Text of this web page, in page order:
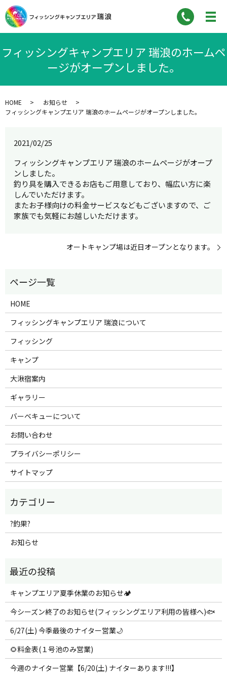
フィッシングキャンプエリア 瑞浪のホームペ
ージがオープンしました。
HOME
お知らせ
フィッシングキャンプエリア 瑞浪のホームページがオープンしました。
2021/02/25
フィッシングキャンプエリア 瑞浪のホームページがオープ
ンしました。
釣り具を購入できるお店もご用意しており、幅広い方に楽
しんでいただけます。
またお子様向けの料金サービスなどもございますので、ご
家族でも気軽にお越しいただけます。
オートキャンプ場は近日オープンとなります。
HOME
フィッシングキャンプエリア 瑞浪について
フィッシング
キャンプ
大湫宿案内
ギャラリー
バーベキューについて
お問い合わせ
プライバシーポリシー
サイトマップ
?釣果?
お知らせ
キャンプエリア夏季休業のお知らせ🏕️
今シーズン終了のお知らせ(フィッシングエリア利用の皆様へ)🐟
6/27(土) 今季最後のナイター営業🌙
🌻料金表(１号池のみ営業)
今週のナイター営業【6/20(土) ナイターあります!!!】